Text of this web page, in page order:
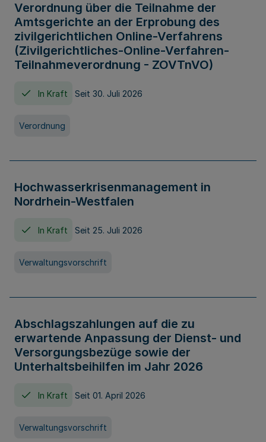
Verordnung über die Teilnahme der
Amtsgerichte an der Erprobung des
zivilgerichtlichen Online-Verfahrens
(Zivilgerichtliches-Online-Verfahren-
Teilnahmeverordnung - ZOVTnVO)
In Kraft Seit 30. Juli 2026
Verordnung
Hochwasserkrisenmanagement in
Nordrhein-Westfalen
In Kraft Seit 25. Juli 2026
Verwaltungsvorschrift
Abschlagszahlungen auf die zu
erwartende Anpassung der Dienst- und
Versorgungsbezüge sowie der
Unterhaltsbeihilfen im Jahr 2026
In Kraft Seit 01. April 2026
Verwaltungsvorschrift